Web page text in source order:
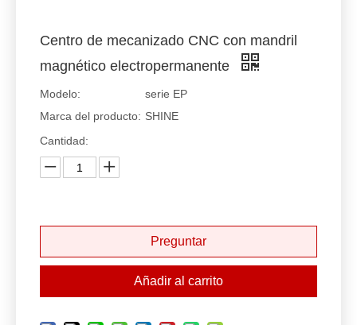
Centro de mecanizado CNC con mandril
magnético electropermanente
Modelo:
serie EP
Marca del producto: SHINE
Cantidad:
Preguntar
Añadir al carrito